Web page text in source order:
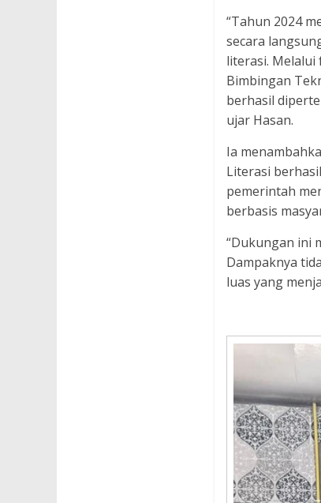
“Tahun 2024
secara
literasi. Melalui
Bimbingan
berhasil
ujar Hasan.
Ia
Literasi
pemerintah
berbasis
“Dukungan ini
Dampaknya
luas yang